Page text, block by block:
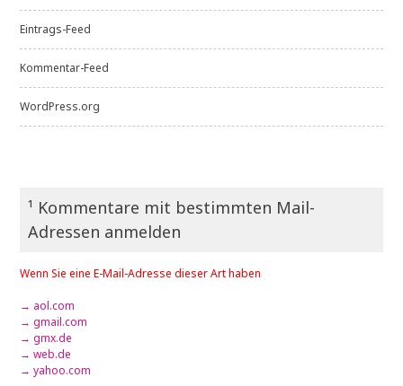
Eintrags-Feed
Kommentar-Feed
WordPress.org
¹ Kommentare mit bestimmten Mail-
Adressen anmelden
Wenn Sie eine E-Mail-Adresse dieser Art haben
→ aol.com
→ gmail.com
→ gmx.de
→ web.de
→ yahoo.com